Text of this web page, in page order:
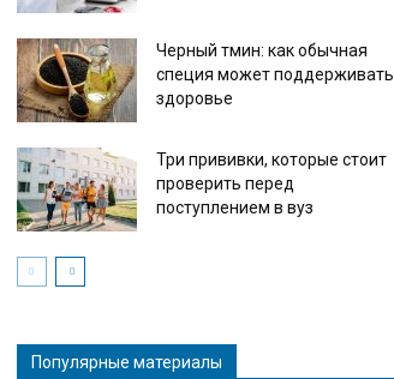
Черный тмин: как обычная
специя может поддерживать
здоровье
Три прививки, которые стоит
проверить перед
поступлением в вуз
Популярные материалы